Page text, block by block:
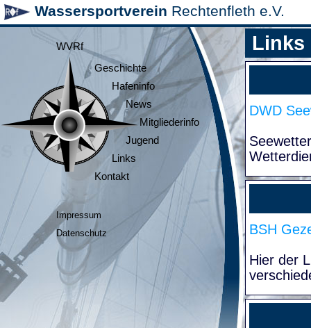
Wassersportverein Rechtenfleth e.V.
WVRf
Geschichte
Hafeninfo
News
Mitgliederinfo
Jugend
Links
Kontakt
Impressum
Datenschutz
Links
DWD
BSH
Hier der